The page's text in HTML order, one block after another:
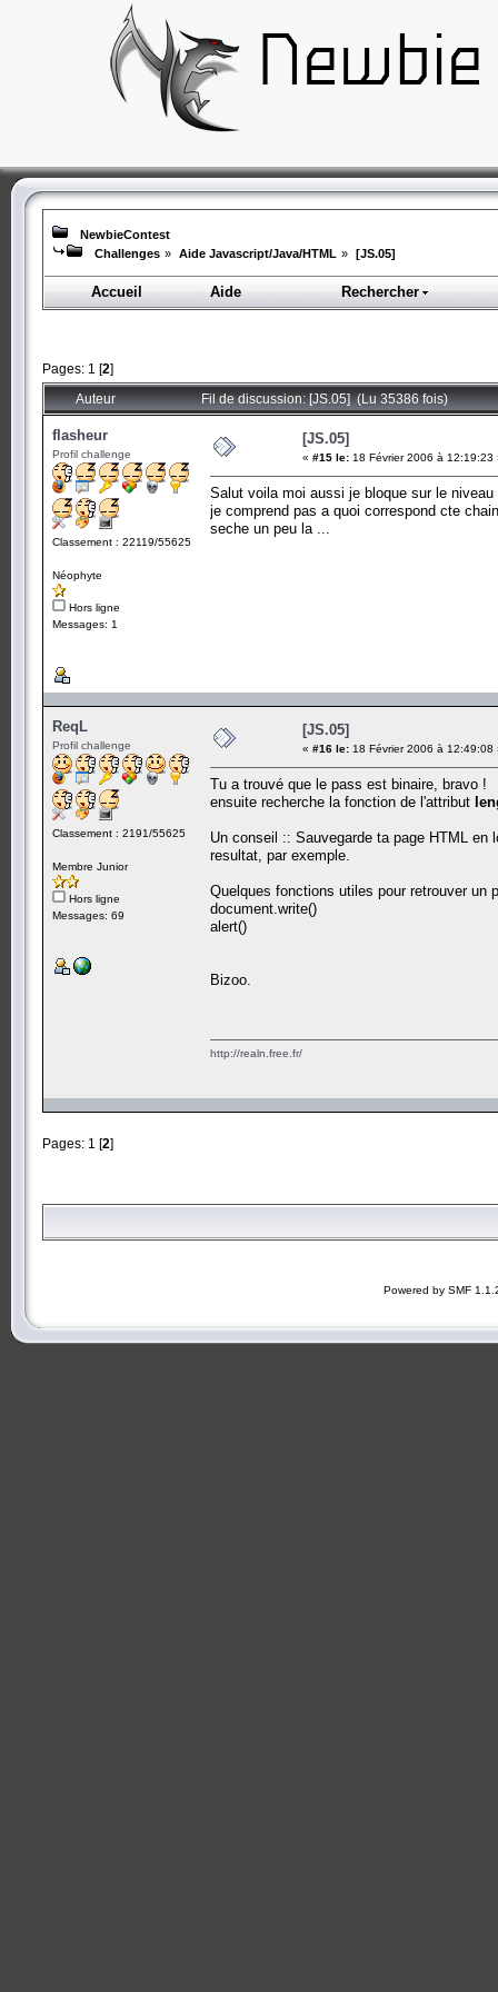
NewbieContest
Challenges » Aide Javascript/Java/HTML » [JS.05]
Accueil Aide Rechercher
Pages: 1 [2]
Auteur Fil de discussion: [JS.05] (Lu 35386 fois)
flasheur
Profil challenge
Classement : 22119/55625
Néophyte
Hors ligne
Messages: 1
[JS.05]
« #15 le: 18 Février 2006 à 12:19:23
Salut voila moi aussi je bloque sur le
je comprend pas a quoi correspond cte
seche un peu la ...
ReqL
Profil challenge
Classement : 2191/55625
Membre Junior
Hors ligne
Messages: 69
[JS.05]
« #16 le: 18 Février 2006 à 12:49:08
Tu a trouvé que le pass est binaire, bravo !
ensuite recherche la fonction de l'attribut
Un conseil :: Sauvegarde ta page HTML
resultat, par exemple.
Quelques fonctions utiles pour retrouver
document.write()
alert()
Bizoo.
http://realn.free.fr/
Pages: 1 [2]
Powered by SMF